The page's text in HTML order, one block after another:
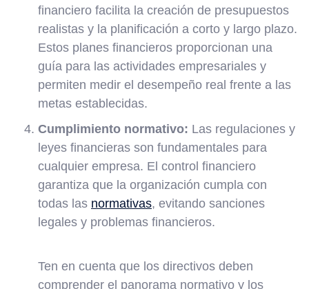
financiero facilita la creación de presupuestos
realistas y la planificación a corto y largo plazo.
Estos planes financieros proporcionan una
guía para las actividades empresariales y
permiten medir el desempeño real frente a las
metas establecidas.
Cumplimiento normativo: Las regulaciones y
leyes financieras son fundamentales para
cualquier empresa. El control financiero
garantiza que la organización cumpla con
todas las normativas, evitando sanciones
legales y problemas financieros.
Ten en cuenta que los directivos deben
comprender el panorama normativo y los